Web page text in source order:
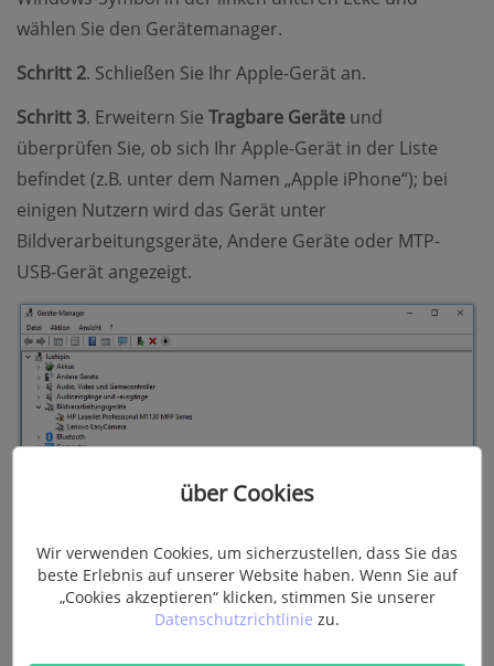
wählen Sie den Gerätemanager.
Schritt 2. Schließen Sie Ihr Apple-Gerät an.
Schritt 3. Erweitern Sie Tragbare Geräte und
überprüfen Sie, ob sich Ihr Apple-Gerät in der Liste
befindet (z.B. unter dem Namen „Apple iPhone“); bei
einigen Nutzern wird das Gerät unter
Bildverarbeitungsgeräte, Andere Geräte oder MTP-
USB-Gerät angezeigt.
über Cookies
Wir verwenden Cookies, um sicherzustellen, dass Sie das
beste Erlebnis auf unserer Website haben. Wenn Sie auf
„Cookies akzeptieren“ klicken, stimmen Sie unserer
Datenschutzrichtlinie zu.